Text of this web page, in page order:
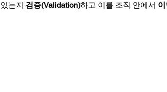
있는지 검증(Validation)하고 이를 조직 안에서